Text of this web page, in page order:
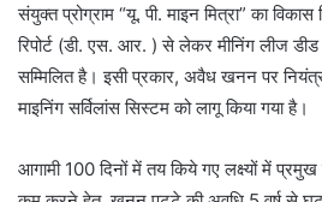
संयुक्त प्रोग्राम “यू. पी. माइन मित्रा” का
रिपोर्ट (डी. एस. आर. ) से लेकर मीनिंग लीज
सम्मिलित है। इसी प्रकार, अवैध खनन पर
माइनिंग सर्विलांस सिस्टम को लागू किया गया है।
आगामी 100 दिनों में तय किये गए लक्ष्यों में